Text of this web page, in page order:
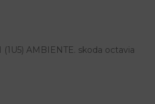
(1U5) AMBIENTE. skoda octavia